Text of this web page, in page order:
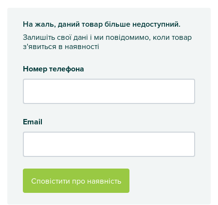
На жаль, даний товар більше недоступний.
Залишіть свої дані і ми повідомимо, коли товар
з'явиться в наявності
Номер телефона
Email
Сповістити про наявність